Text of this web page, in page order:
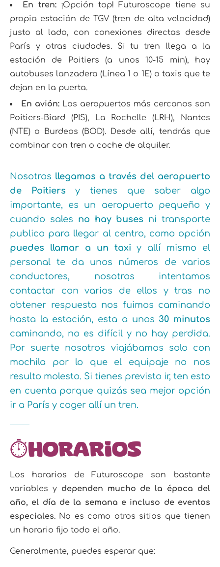
En tren:¡Opción top! Futuroscope tiene su
propia estación de TGV (tren de alta velocidad)
justo al lado, con conexiones directas desde
París y otras ciudades. Si tu tren llega a la
estación de Poitiers (a unos 10-15 min), hay
autobuses lanzadera (Línea 1 o 1E) o taxis que te
dejan en la puerta.
En avión: Los aeropuertos más cercanos son
Poitiers-Biard (PIS), La Rochelle (LRH), Nantes
(NTE) o Burdeos (BOD). Desde allí, tendrás que
combinar con tren o coche de alquiler.
Nosotros llegamos a través del aeropuerto
de Poitiers y tienes que saber algo
importante, es un aeropuerto pequeño y
cuando sales no hay buses ni transporte
publico para llegar al centro, como opción
puedes llamar a un taxi y allí mismo el
personal te da unos números de varios
conductores, nosotros intentamos
contactar con varios de ellos y tras no
obtener respuesta nos fuimos caminando
hasta la estación, esta a unos 30 minutos
caminando, no es difícil y no hay perdida.
Por suerte nosotros viajábamos solo con
mochila por lo que el equipaje no nos
resulto molesto. Si tienes previsto ir, ten esto
en cuenta porque quizás sea mejor opción
ir a París y coger allí un tren.
⏱️Horarios
Los horarios de Futuroscope son bastante
variables y dependen mucho de la época del
año, el día de la semana e incluso de eventos
especiales. No es como otros sitios que tienen
un horario fijo todo el año.
Generalmente, puedes esperar que: